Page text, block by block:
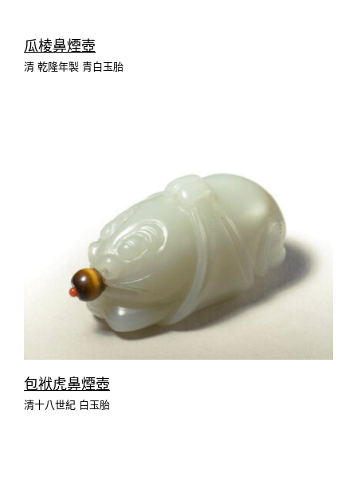
瓜棱鼻煙壺
清 乾隆年製 青白玉胎
包袱虎鼻煙壺
清十八世紀 白玉胎